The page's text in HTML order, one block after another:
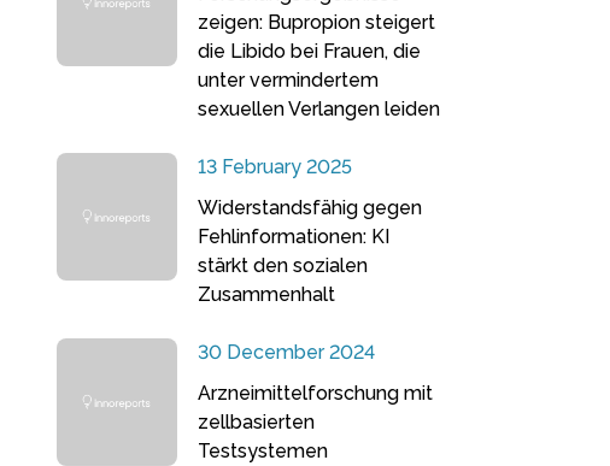
zeigen: Bupropion steigert
die Libido bei Frauen, die
unter vermindertem
sexuellen Verlangen leiden
13 February 2025
Widerstandsfähig gegen
Fehlinformationen: KI
stärkt den sozialen
Zusammenhalt
30 December 2024
Arzneimittelforschung mit
zellbasierten
Testsystemen